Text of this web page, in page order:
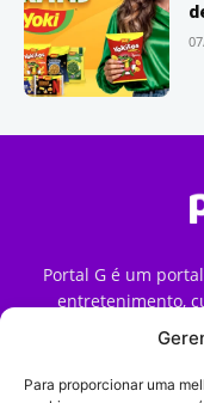
Para proporcionar uma
Portal G é um
entretenimento,
streaming, games
forma como o